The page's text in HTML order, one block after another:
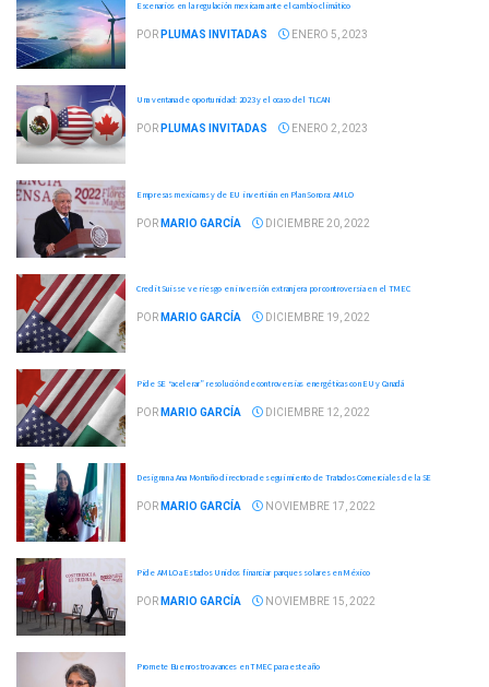
Escenarios en la regulación mexicana ante el cambio climático
POR PLUMAS INVITADAS ENERO 5, 2023
Una ventana de oportunidad: 2023 y el ocaso del TLCAN
POR PLUMAS INVITADAS ENERO 2, 2023
Empresas mexicanas y de EU invertirán en Plan Sonora: AMLO
POR MARIO GARCÍA DICIEMBRE 20, 2022
Credit Suisse ve riesgo en inversión extranjera por controversia en el TMEC
POR MARIO GARCÍA DICIEMBRE 19, 2022
Pide SE “acelerar” resolución de controversias energéticas con EU y Canadá
POR MARIO GARCÍA DICIEMBRE 12, 2022
Designan a Ana Montaño directora de seguimiento de Tratados Comerciales de la SE
POR MARIO GARCÍA NOVIEMBRE 17, 2022
Pide AMLO a Estados Unidos financiar parques solares en México
POR MARIO GARCÍA NOVIEMBRE 15, 2022
Promete Buenrostro avances en TMEC para este año